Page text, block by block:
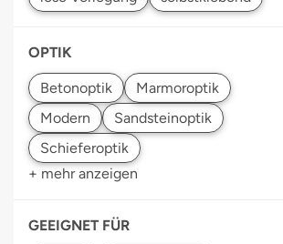
OPTIK
+ mehr anzeigen
GEEIGNET FÜR